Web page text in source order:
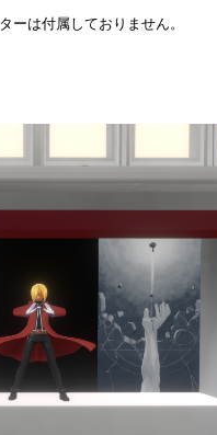
は付属しておりません。